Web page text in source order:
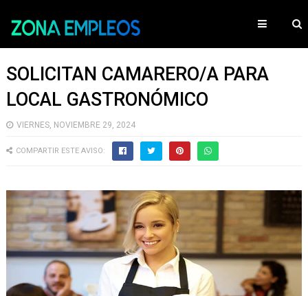
SOLICITAN CAMARERO/A PARA
LOCAL GASTRONÓMICO
VIERNES, NOVIEMBRE 29, 2024
COMPARTIR ESTE AVISO: